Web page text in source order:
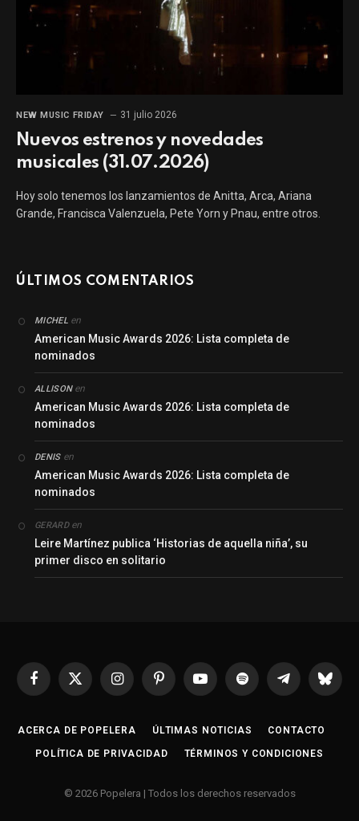
NEW MUSIC FRIDAY 31 julio 2026
Nuevos estrenos y novedades
musicales (31.07.2026)
Hoy solo tenemos los lanzamientos de Anitta, Arca, Ariana
Grande, Francisca Valenzuela, Pete Yorn y Pnau, entre otros.
ÚLTIMOS COMENTARIOS
MICHELen
American Music Awards 2026: Lista completa de
nominados
ALLISONen
American Music Awards 2026: Lista completa de
nominados
DENISen
American Music Awards 2026: Lista completa de
nominados
GERARDen
Leire Martínez publica ‘Historias de aquella niña’, su
primer disco en solitario
Facebook
X
InstagramPinterestYouTubeSpotify Telegrama
ACERCA DE POPELERA ÚLTIMAS NOTICIAS CONTACTO
POLÍTICA DE PRIVACIDAD TÉRMINOS Y CONDICIONES
© 2026 Popelera | Todos los derechos reservados